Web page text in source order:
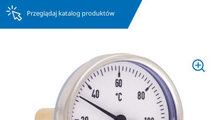
Przeglądaj katalog produktów